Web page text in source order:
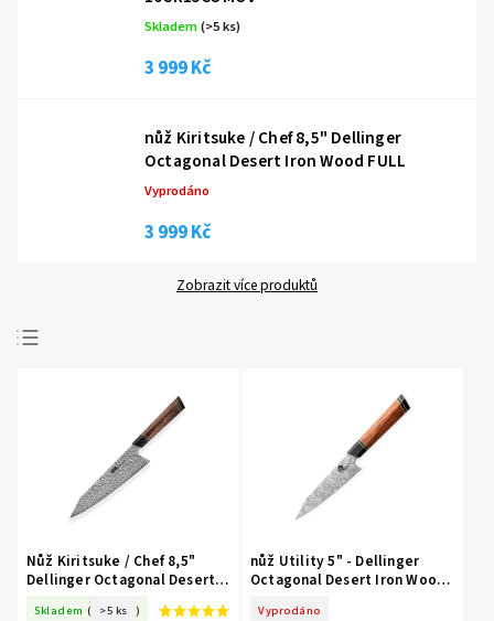
Skladem(>5 ks)
3 999 Kč
nůž Kiritsuke / Chef 8,5" Dellinger
Octagonal Desert Iron Wood FULL
Vyprodáno
3 999 Kč
Zobrazit více produktů
Abecedně
Nůž Kiritsuke / Chef 8,5"
Dellinger Octagonal Desert
Skladem ( >5 ks )
nůž Utility 5" - Dellinger
Octagonal Desert Iron Wood
Vyprodáno